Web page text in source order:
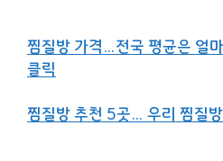
찜질방 가격…전국 평균은 얼
클릭
찜질방 추천 5곳… 우리 찜질